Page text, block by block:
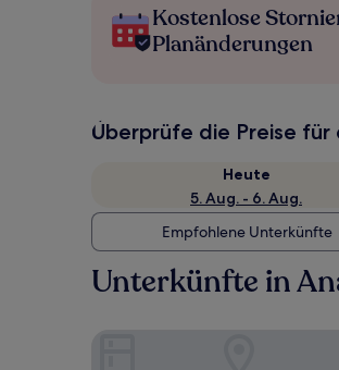
Kostenlose
Planänderungen
Überprüfe die Preise für
Heute
5. Aug. - 6. Aug.
Empfohlene Unterkünfte
Unterkünfte in